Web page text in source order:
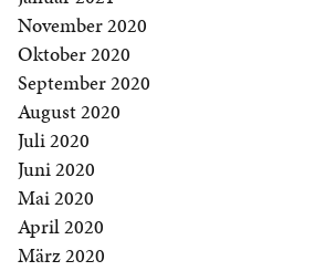
November 2020
Oktober 2020
September 2020
August 2020
Juli 2020
Juni 2020
Mai 2020
April 2020
März 2020